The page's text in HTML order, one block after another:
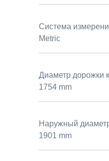
Система
Metric
Диаметр дорожки
1754 mm
Наружный
1901 mm